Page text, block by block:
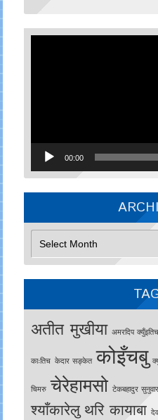
00:00
अतीत मुखीया अमरदिप
काःतिच केदार सङ्केत कोइँचबु
चिमरु चेरेहामसो टेकबहादुर
श्याँकारेलु थरि कायाबा